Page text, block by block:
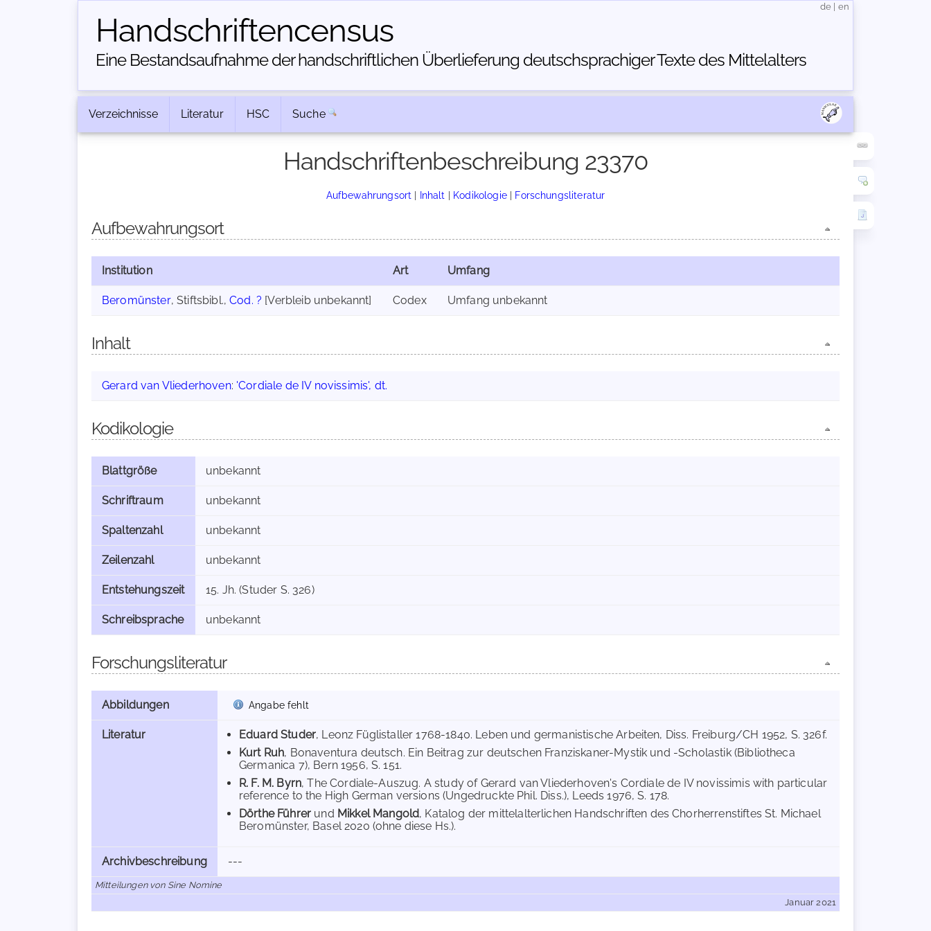
Handschriften­census
Eine Bestandsaufnahme der handschriftlichen Über­lieferung deutschsprachiger Texte des Mittelalters
de en
Verzeichnisse Literatur HSC Suche
Handschriftenbeschreibung 23370
Aufbewahrungsort | Inhalt | Kodikologie| Forschungsliteratur
Aufbewahrungsort
Institution Art Umfang
Beromünster, Stiftsbibl.,Cod. ? [Verbleib unbekannt] Codex Umfang unbekannt
Inhalt
Gerard van Vliederhoven: 'Cordiale de IV novissimis', dt.
Kodikologie
Blattgröße unbekannt
Schriftraum unbekannt
Spaltenzahl unbekannt
Zeilenzahl unbekannt
Entstehungszeit 15. Jh. (Studer S. 326)
Schreibsprache unbekannt
Forschungsliteratur
Abbildungen Angabe fehlt
Literatur Eduard Studer, Leonz Füglistaller 1768-1840. Leben und germanistische Arbeiten, Diss. Freiburg/CH 1952, S. 326f.
Kurt Ruh, Bonaventura deutsch. Ein Beitrag zur deutschen Franziskaner-Mystik und -Scholastik (Bibliotheca
Germanica 7), Bern 1956, S. 151.
R. F. M. Byrn, The Cordiale-Auszug. A study of Gerard van Vliederhoven's Cordiale de IV novissimis with particular
reference to the High German versions (Ungedruckte Phil. Diss.), Leeds 1976, S. 178.
Dörthe Führer und Mikkel Mangold, Katalog der mittelalterlichen Handschriften des Chorherrenstiftes St. Michael
Beromünster, Basel 2020 (ohne diese Hs.).
Archivbeschreibung ---
Mitteilungen von Sine Nomine
Januar 2021